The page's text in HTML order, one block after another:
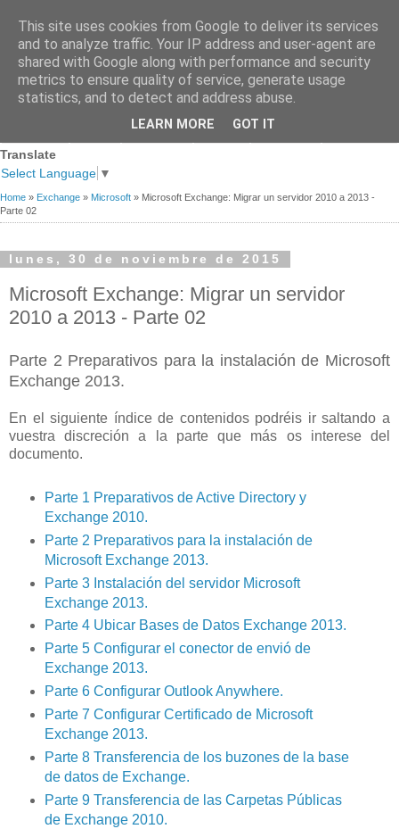
Premios
Links de
Contacto
Translate
Select Language ▼
Home » Exchange » Microsoft » Microsoft Exchange: Migrar un servidor 2010 a 2013 -
Parte 02
lunes, 30 de noviembre de 2015
Microsoft Exchange: Migrar un servidor
2010 a 2013 - Parte 02
Parte 2 Preparativos para la instalación de Microsoft
Exchange 2013.
En el siguiente índice de contenidos podréis ir saltando a
vuestra discreción a la parte que más os interese del
documento.
Parte 1 Preparativos de Active Directory y
Exchange 2010.
Parte 2 Preparativos para la instalación de
Microsoft Exchange 2013.
Parte 3 Instalación del servidor Microsoft
Exchange 2013.
Parte 4 Ubicar Bases de Datos Exchange 2013.
Parte 5 Configurar el conector de envió de
Exchange 2013.
Parte 6 Configurar Outlook Anywhere.
Parte 7 Configurar Certificado de Microsoft
Exchange 2013.
Parte 8 Transferencia de los buzones de la base
de datos de Exchange.
Parte 9 Transferencia de las Carpetas Públicas
de Exchange 2010.
This site uses cookies from Google to deliver its services
and to analyze traffic. Your IP address and user-agent are
shared with Google along with performance and security
metrics to ensure quality of service, generate usage
statistics, and to detect and address abuse.
LEARN MORE GOT IT